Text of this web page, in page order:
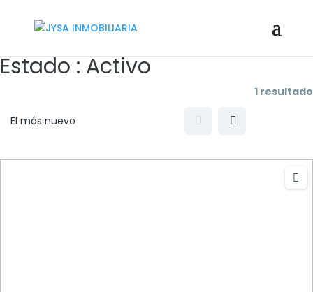
Estado :Activo
1 resultado